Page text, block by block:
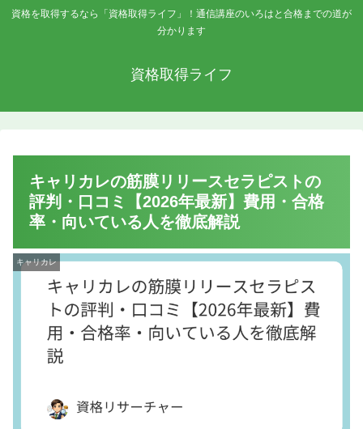
資格を取得するなら「資格取得ライフ」！通信講座のいろはと合格までの道が
分かります
資格取得ライフ
キャリカレの筋膜リリースセラピストの
評判・口コミ【2026年最新】費用・合格
率・向いている人を徹底解説
キャリカレ